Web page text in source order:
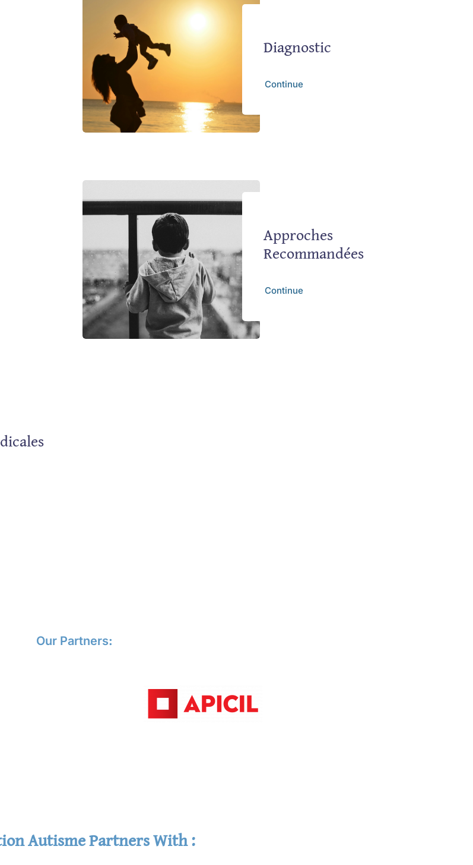
Diagnostic
Continue
Approches
Recommandées
Continue
Our Partners:
Autisme Partners With :